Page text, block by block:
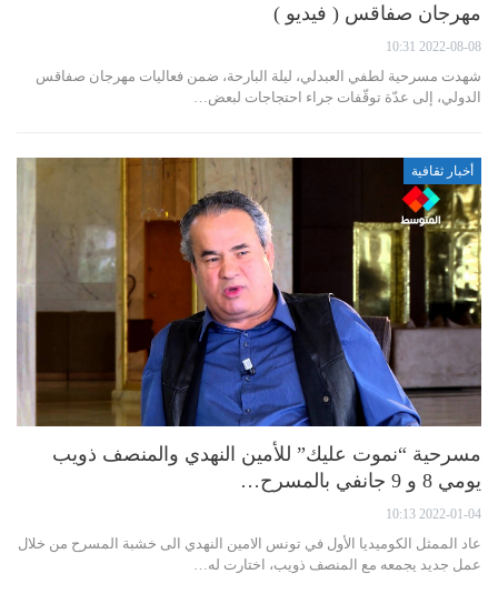
مهرجان صفاقس ( فيديو )
2022-08-08 10:31
شهدت مسرحية لطفي العبدلي، ليلة البارحة، ضمن فعاليات مهرجان صفاقس
الدولي، إلى عدّة توقّفات جراء احتجاجات لبعض…
أخبار ثقافية
مسرحية “نموت عليك” للأمين النهدي والمنصف ذويب
يومي 8 و 9 جانفي بالمسرح…
2022-01-04 10:13
عاد الممثل الكوميديا الأول في تونس الامين النهدي الى خشبة المسرح من خلال
عمل جديد يجمعه مع المنصف ذويب، اختارت له…